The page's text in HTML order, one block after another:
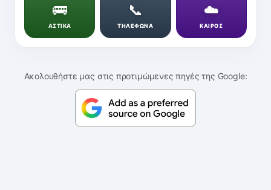
🚌
ΑΣΤΙΚΑ
📞
ΤΗΛΕΦΩΝΑ
☁️
ΚΑΙΡΟΣ
Ακολουθήστε μας στις προτιμώμενες πηγές της Google: